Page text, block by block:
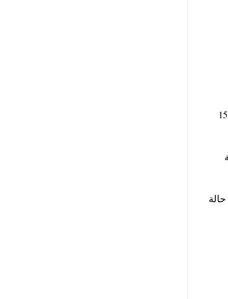
الجوية فقط يسمح للطول بأقل من 170 سم وحتى 158